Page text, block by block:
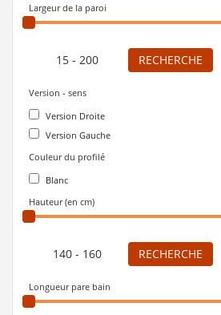
Largeur de la paroi
RECHERCHE
Version - sens
Version Droite
Version Gauche
Couleur du profilé
Blanc
Hauteur (en cm)
RECHERCHE
Longueur pare bain